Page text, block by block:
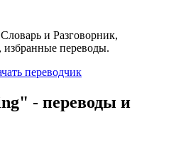
и Разговорник,
избранные переводы.
- переводы и